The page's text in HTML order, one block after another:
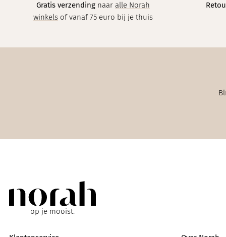
Gratis verzendingnaar alle Norah
winkelsof vanaf 75 euro bij je thuis
op je mooist.